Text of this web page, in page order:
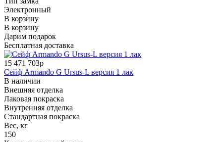
Электронный
В корзину
В корзину
Дарим подарок
Бесплатная доставка
15 471 703р
Сейф Armando G Ursus-L версия 1 лак
В наличии
Внешняя отделка
Лаковая покраска
Внутренняя отделка
Стандартная покраска
Вес, кг
150